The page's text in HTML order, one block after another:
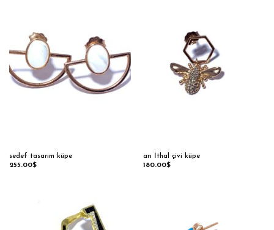
sedef tasarım küpe
255.00$
arı İthal çivi küpe
180.00$